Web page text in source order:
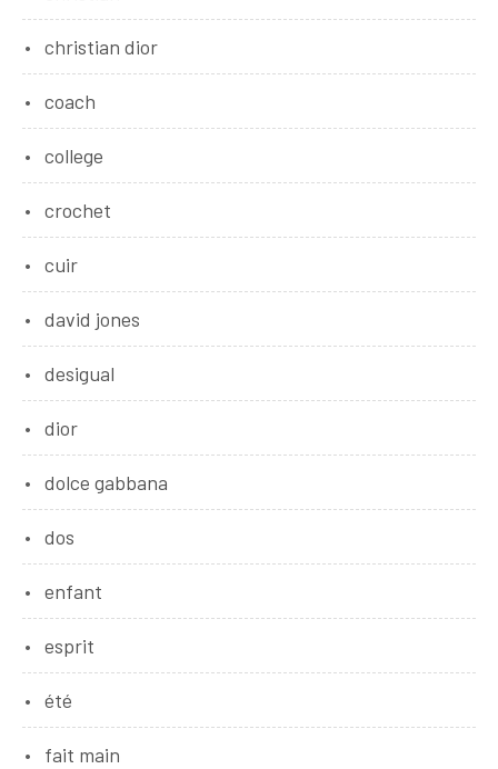
christian dior
coach
college
crochet
cuir
david jones
desigual
dior
dolce gabbana
dos
enfant
esprit
été
fait main